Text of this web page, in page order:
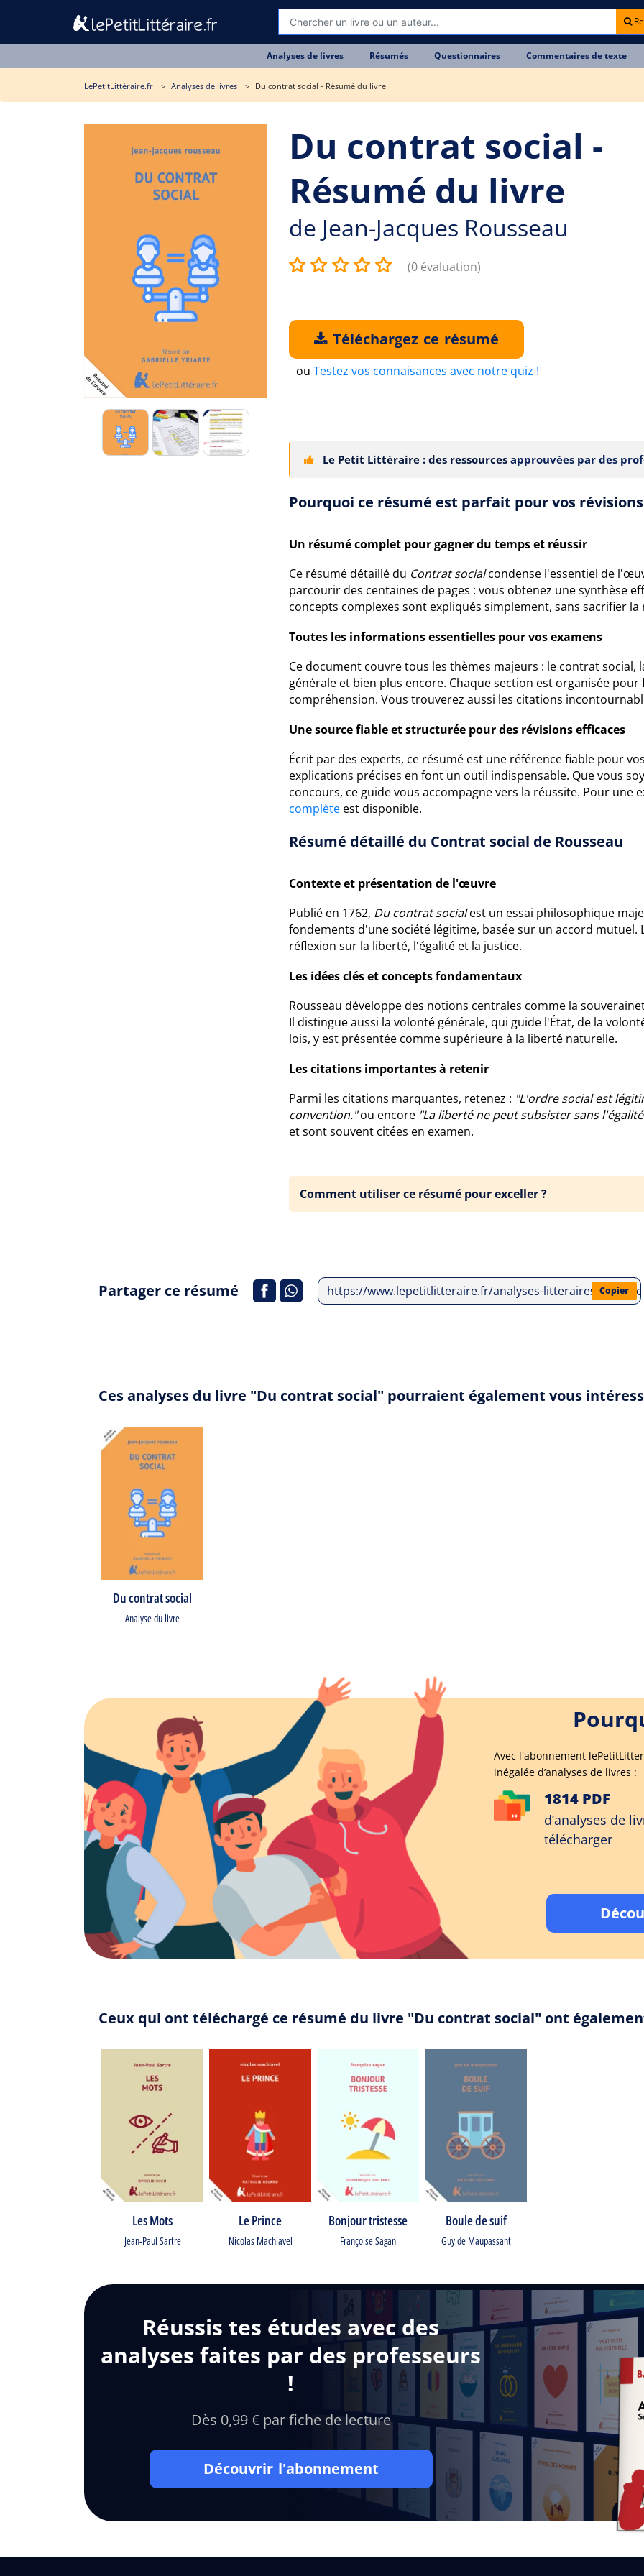
Analyses de livres Résumés Questionnaires Commentaires de texte
LePetitLittéraire.fr Analyses de livres Du contrat social - Résumé du livre
Du contrat social -
Résumé du livre
de Jean-Jacques Rousseau
(0 évaluation)
Téléchargez ce résumé
ou Testez vos connaisances avec notre quiz !
Le Petit Littéraire : des ressources approuvées par des
Pourquoi ce résumé est parfait pour vos révisions
Un résumé complet pour gagner du temps et réussir
Ce résumé détaillé du Contrat socialcondense l'essentiel de
parcourir des centaines de pages : vous obtenez une synthèse
concepts complexes sont expliqués simplement, sans sacrifier
Toutes les informations essentielles pour vos examens
Ce document couvre tous les thèmes majeurs : le contrat
générale et bien plus encore. Chaque section est organisée
compréhension. Vous trouverez aussi les citations
Une source fiable et structurée pour des révisions efficaces
Écrit par des experts, ce résumé est une référence fiable pour
explications précises en font un outil indispensable. Que vous
concours, ce guide vous accompagne vers la réussite. Pour
complète est disponible.
Résumé détaillé du Contrat social de Rousseau
Contexte et présentation de l'œuvre
Publié en 1762, Du contrat socialest un essai philosophique
fondements d'une société légitime, basée sur un accord
réflexion sur la liberté, l'égalité et la justice.
Les idées clés et concepts fondamentaux
Rousseau développe des notions centrales comme la
Il distingue aussi la volonté générale, qui guide l'État, de la
lois, y est présentée comme supérieure à la liberté naturelle.
Les citations importantes à retenir
Parmi les citations marquantes, retenez : "L'ordre social est
convention."ou encore "La liberté ne peut subsister sans
et sont souvent citées en examen.
Comment utiliser ce résumé pour exceller ?
Partager ce résumé https://www.lepetitlitteraire.fr/analyses-litteraires/jean-
Copier
Ces analyses du livre "Du contrat social" pourraient également vous
Du contrat social
Analyse du livre
Avec l'abonnement
inégalée d’analyses de livres :
1814 PDF
d’analyses de
télécharger
Ceux qui ont téléchargé ce résumé du livre "Du contrat social" ont
Les Mots
Jean-Paul Sartre
Le Prince
Nicolas Machiavel
Bonjour tristesse
Françoise Sagan
Boule de suif
Guy de Maupassant
Réussis tes études avec des
analyses faites par des professeurs
!
Dès 0,99 € par fiche de lecture
Découvrir l'abonnement